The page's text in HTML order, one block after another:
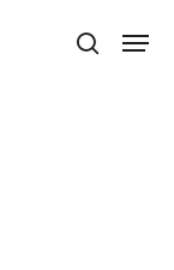
pesquisa
Menu